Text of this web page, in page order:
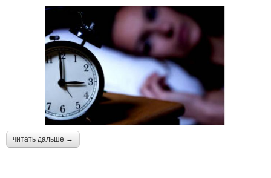
читать дальше →